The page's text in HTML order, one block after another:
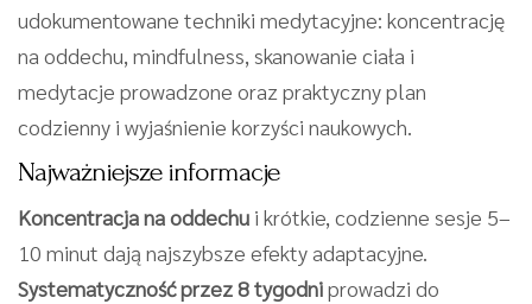
udokumentowane techniki medytacyjne: koncentrację
na oddechu, mindfulness, skanowanie ciała i
medytacje prowadzone oraz praktyczny plan
codzienny i wyjaśnienie korzyści naukowych.
Najważniejsze informacje
Koncentracja na oddechu i krótkie, codzienne sesje 5–
10 minut dają najszybsze efekty adaptacyjne.
Systematyczność przez 8 tygodniprowadzi do